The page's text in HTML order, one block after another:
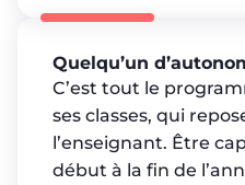
Quelqu’un
C’est tout le
ses classes, qui
l’enseignant. Être
début à la fin de